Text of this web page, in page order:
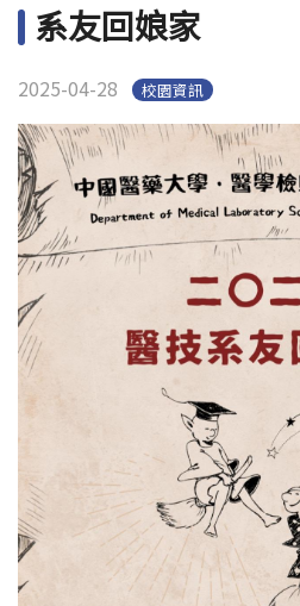
Open submenu (系友專區)
系友專區
Open submenu (榮譽榜)
榮譽榜
English
系友回娘家
2025-04-28 校園資訊